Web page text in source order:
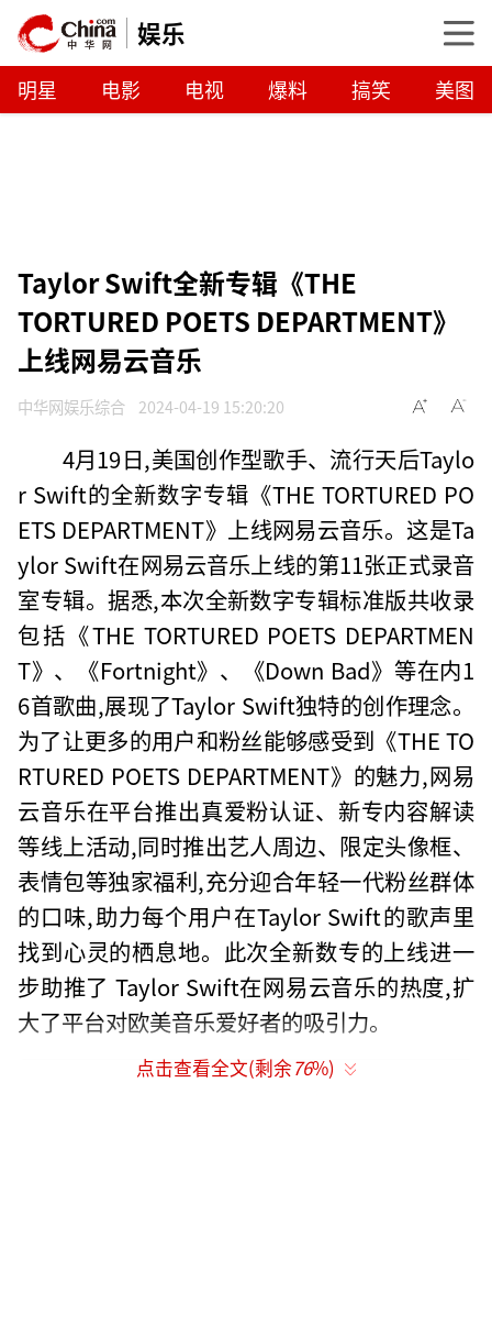
娱乐
明星 电影 电视 爆料 搞笑 美图
Taylor Swift全新专辑《THE
TORTURED POETS DEPARTMENT》
上线网易云音乐
中华网娱乐综合 2024-04-19 15:20:20
4月19日,美国创作型歌手、流行天后Taylo
r Swift的全新数字专辑《THE TORTURED PO
ETS DEPARTMENT》上线网易云音乐。这是Ta
ylor Swift在网易云音乐上线的第11张正式录音
室专辑。据悉,本次全新数字专辑标准版共收录
包括《THE TORTURED POETS DEPARTMEN
T》、《Fortnight》、《Down Bad》等在内1
6首歌曲,展现了Taylor Swift独特的创作理念。
为了让更多的用户和粉丝能够感受到《THE TO
RTURED POETS DEPARTMENT》的魅力,网易
云音乐在平台推出真爱粉认证、新专内容解读
等线上活动,同时推出艺人周边、限定头像框、
表情包等独家福利,充分迎合年轻一代粉丝群体
的口味,助力每个用户在Taylor Swift的歌声里
找到心灵的栖息地。此次全新数专的上线进一
步助推了 Taylor Swift在网易云音乐的热度,扩
大了平台对欧美音乐爱好者的吸引力。
点击查看全文(剩余76%)